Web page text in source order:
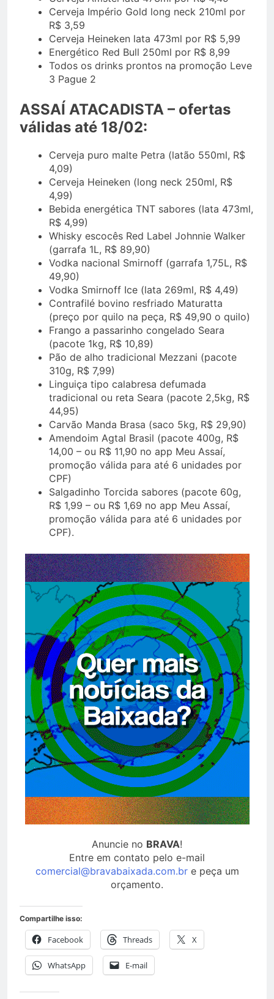
Cerveja Império Gold long neck 210ml por
R$ 3,59
Cerveja Heineken lata 473ml por R$ 5,99
Energético Red Bull 250ml por R$ 8,99
Todos os drinks prontos na promoção Leve
3 Pague 2
ASSAÍ ATACADISTA – ofertas
válidas até 18/02:
Cerveja puro malte Petra (latão 550ml, R$
4,09)
Cerveja Heineken (long neck 250ml, R$
4,99)
Bebida energética TNT sabores (lata 473ml,
R$ 4,99)
Whisky escocês Red Label Johnnie Walker
(garrafa 1L, R$ 89,90)
Vodka nacional Smirnoff (garrafa 1,75L, R$
49,90)
Vodka Smirnoff Ice (lata 269ml, R$ 4,49)
Contrafilé bovino resfriado Maturatta
(preço por quilo na peça, R$ 49,90 o quilo)
Frango a passarinho congelado Seara
(pacote 1kg, R$ 10,89)
Pão de alho tradicional Mezzani (pacote
310g, R$ 7,99)
Linguiça tipo calabresa defumada
tradicional ou reta Seara (pacote 2,5kg, R$
44,95)
Carvão Manda Brasa (saco 5kg, R$ 29,90)
Amendoim Agtal Brasil (pacote 400g, R$
14,00 – ou R$ 11,90 no app Meu Assaí,
promoção válida para até 6 unidades por
CPF)
Salgadinho Torcida sabores (pacote 60g,
R$ 1,99 – ou R$ 1,69 no app Meu Assaí,
promoção válida para até 6 unidades por
CPF).
Anuncie no BRAVA!
Entre em contato pelo e-mail
comercial@bravabaixada.com.bre peça um
orçamento.
Compartilhe isso:
Facebook Threads X
WhatsApp E-mail